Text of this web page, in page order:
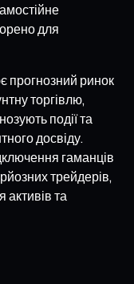
для
прогнозний ринок
торгівлю,
події та
досвіду.
гаманців
трейдерів,
активів та